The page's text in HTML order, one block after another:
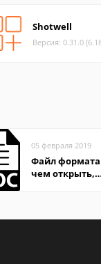
Shotwell
Версия: 0.31.0
05 февраля 2019
Файл формата
чем открыть,